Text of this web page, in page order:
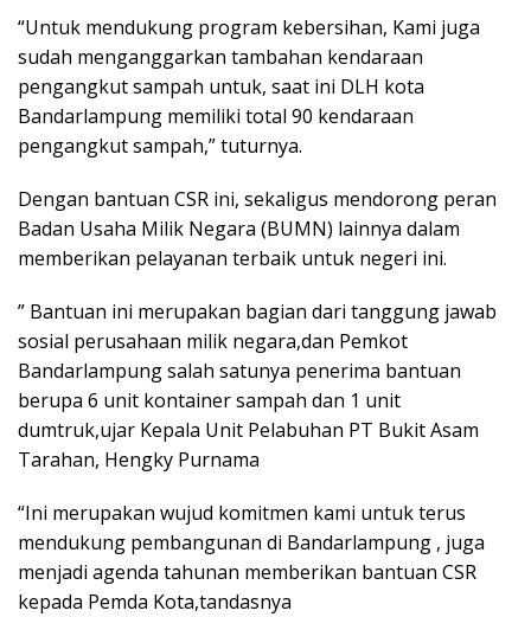
“Untuk mendukung program kebersihan, Kami juga
sudah menganggarkan tambahan kendaraan
pengangkut sampah untuk, saat ini DLH kota
Bandarlampung memiliki total 90 kendaraan
pengangkut sampah,” tuturnya.
Dengan bantuan CSR ini, sekaligus mendorong peran
Badan Usaha Milik Negara (BUMN) lainnya dalam
memberikan pelayanan terbaik untuk negeri ini.
” Bantuan ini merupakan bagian dari tanggung jawab
sosial perusahaan milik negara,dan Pemkot
Bandarlampung salah satunya penerima bantuan
berupa 6 unit kontainer sampah dan 1 unit
dumtruk,ujar Kepala Unit Pelabuhan PT Bukit Asam
Tarahan, Hengky Purnama
“Ini merupakan wujud komitmen kami untuk terus
mendukung pembangunan di Bandarlampung , juga
menjadi agenda tahunan memberikan bantuan CSR
kepada Pemda Kota,tandasnya